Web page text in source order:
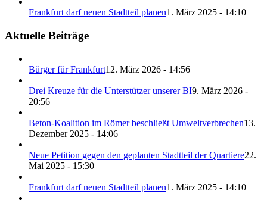
Frankfurt darf neuen Stadtteil planen1. März 2025 - 14:10
Aktuelle Beiträge
Bürger für Frankfurt12. März 2026 - 14:56
Drei Kreuze für die Unterstützer unserer BI9. März 2026 -
20:56
Beton-Koalition im Römer beschließt Umweltverbrechen13.
Dezember 2025 - 14:06
Neue Petition gegen den geplanten Stadtteil der Quartiere22.
Mai 2025 - 15:30
Frankfurt darf neuen Stadtteil planen1. März 2025 - 14:10